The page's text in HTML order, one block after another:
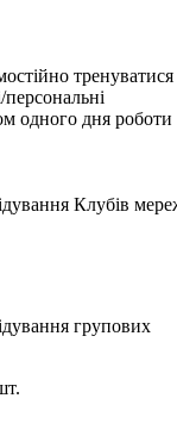
персональні
одного дня роботи
Клубів
групових